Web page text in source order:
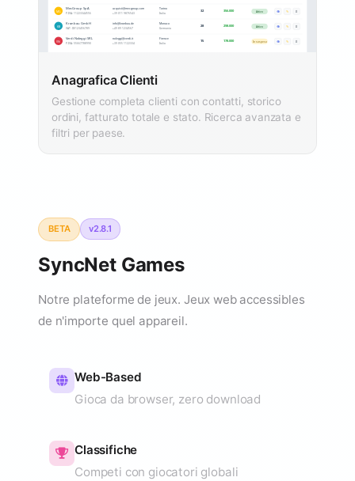
Anagrafica Clienti
Gestione completa clienti con contatti, storico
ordini, fatturato totale e stato. Ricerca avanzata e
filtri per paese.
BETA v2.8.1
SyncNet Games
Notre plateforme de jeux. Jeux web accessibles
de n'importe quel appareil.
Web-Based
Gioca da browser, zero download
Classifiche
Competi con giocatori globali